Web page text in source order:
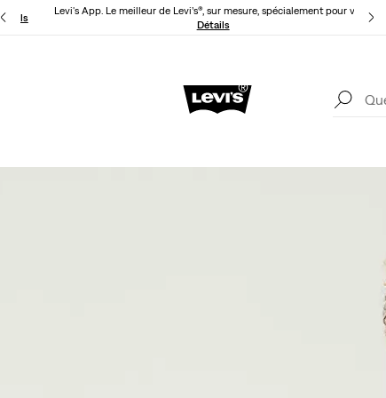
Détails
Levi's App. Le meilleur de Levi’s®, sur mesure, spécialement pour vous.
Détails
KLARNA: ACHETEZ MAINTENANT ET PAYEZ PLUS TARD! Détails